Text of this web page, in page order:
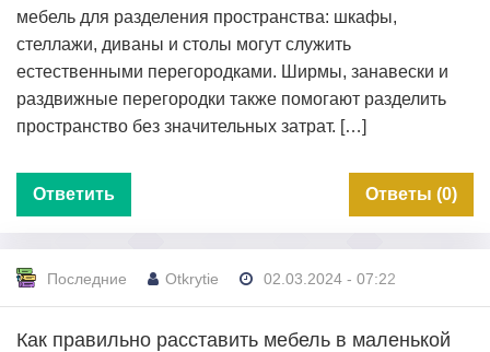
мебель для разделения пространства: шкафы,
стеллажи, диваны и столы могут служить
естественными перегородками. Ширмы, занавески и
раздвижные перегородки также помогают разделить
пространство без значительных затрат. […]
Ответить Ответы (0)
Последние Otkrytie 02.03.2024 - 07:22
Как правильно расставить мебель в маленькой